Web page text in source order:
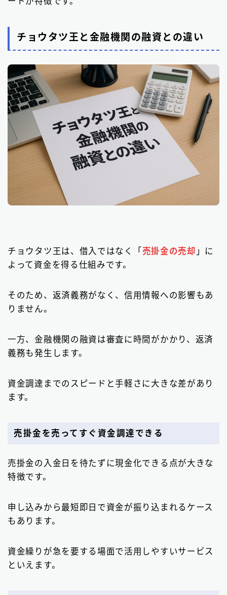
チョウタツ王と金融機関の融資との違い
チョウタツ王は、借入ではなく「 売掛金の売却 」に
よって資金を得る仕組みです。
そのため、返済義務がなく、信用情報への影響もあ
りません。
一方、金融機関の融資は審査に時間がかかり、返済
義務も発生します。
資金調達までのスピードと手軽さに大きな差があり
ます。
売掛金を売ってすぐ資金調達できる
売掛金の入金日を待たずに現金化できる点が大きな
特徴です。
申し込みから最短即日で資金が振り込まれるケース
もあります。
資金繰りが急を要する場面で活用しやすいサービス
といえます。